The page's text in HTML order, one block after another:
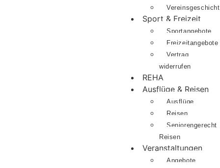
Sport & Freizeit
Sportangebote
Freizeitangebote
Vertrag
widerrufen
REHA
Ausflüge & Reisen
Ausflüge
Reisen
Seniorengerecht
Reisen
Veranstaltungen
Angebote